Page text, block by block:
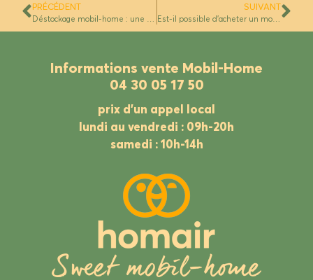
PRÉCÉDENT SUIVANT
Est-il possible d’acheter un mobil-home dans un camping ouvert à l’année ?
Informations vente Mobil-Home
04 30 05 17 50
prix d’un appel local
lundi au vendredi : 09h-20h
samedi : 10h-14h